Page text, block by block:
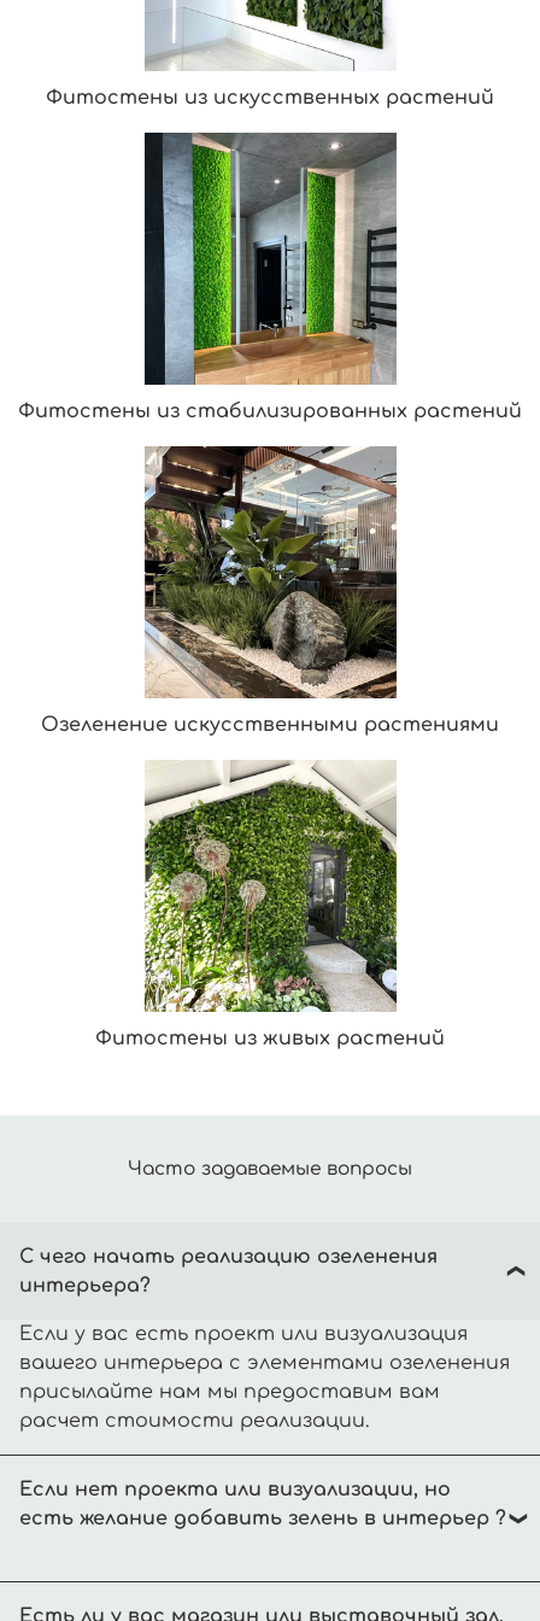
Фитостены из искусственных растений
Фитостены из стабилизированных растений
Озеленение искусственными растениями
Фитостены из живых растений
Часто задаваемые вопросы
С чего начать реализацию озеленения
интерьера?
Если у вас есть проект или визуализация
вашего интерьера с элементами озеленения
присылайте нам мы предоставим вам
расчет стоимости реализации.
Если нет проекта или визуализации, но
есть желание добавить зелень в интерьер ?
Есть ли у вас магазин или выставочный зал,